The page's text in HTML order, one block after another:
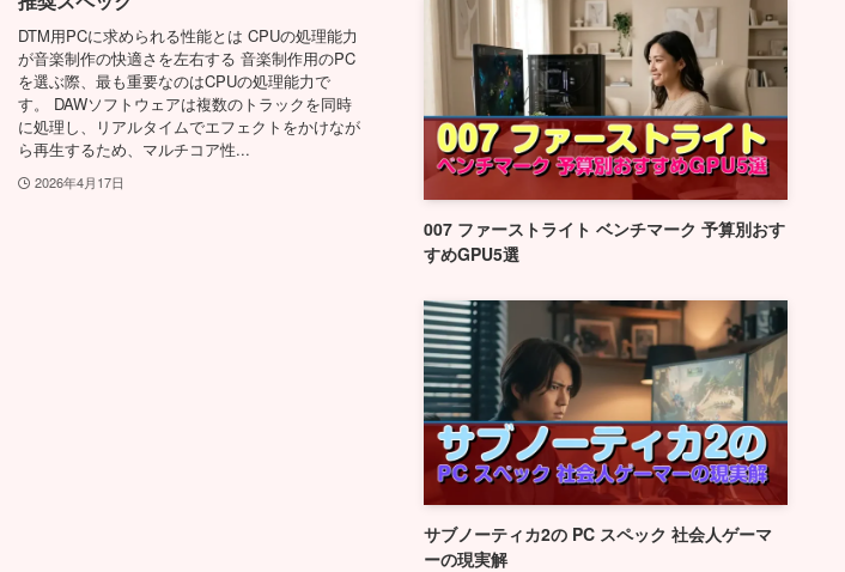
DTM用PCに求められる性能とは CPUの処理能力
が音楽制作の快適さを左右する 音楽制作用のPC
を選ぶ際、最も重要なのはCPUの処理能力で
す。 DAWソフトウェアは複数のトラックを同時
に処理し、リアルタイムでエフェクトをかけなが
ら再生するため、マルチコア性...
2026年4月17日
007 ファーストライト ベンチマーク 予算別おす
すめGPU5選
サブノーティカ2の PC スペック 社会人ゲーマ
ーの現実解